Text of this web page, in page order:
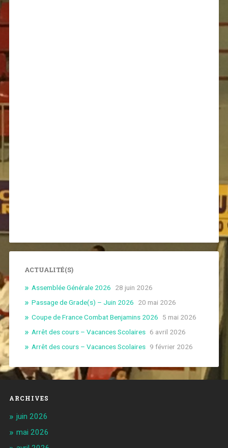
ACTUALITÉ(S)
Assemblée Générale 2026
28 juin 2026
Passage de Grade(s) – Juin 2026
20 mai 2026
Coupe de France Combat Benjamins 2026
5 mai 2026
Arrêt des cours – Vacances Scolaires 6 avril 2026
Arrêt des cours – Vacances Scolaires 9 février 2026
ARCHIVES
juin 2026
mai 2026